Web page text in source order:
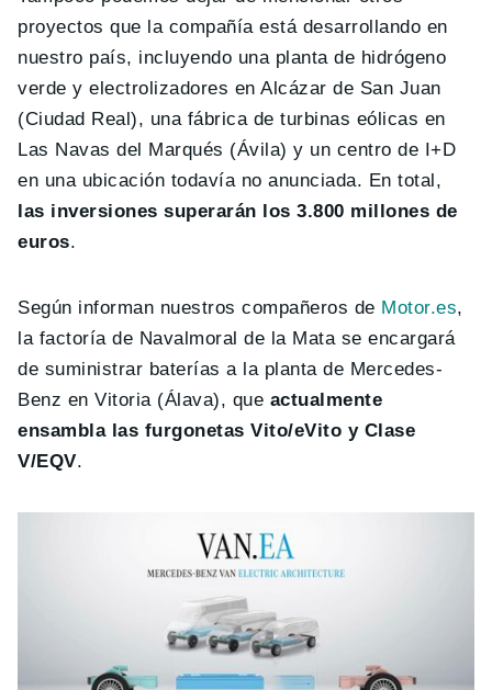
proyectos que la compañía está desarrollando en
nuestro país, incluyendo una planta de hidrógeno
verde y electrolizadores en Alcázar de San Juan
(Ciudad Real), una fábrica de turbinas eólicas en
Las Navas del Marqués (Ávila) y un centro de I+D
en una ubicación todavía no anunciada. En total,
las inversiones superarán los 3.800 millones de
euros.
Según informan nuestros compañeros de Motor.es,
la factoría de Navalmoral de la Mata se encargará
de suministrar baterías a la planta de Mercedes-
Benz en Vitoria (Álava), que actualmente
ensambla las furgonetas Vito/eVito y Clase
V/EQV.